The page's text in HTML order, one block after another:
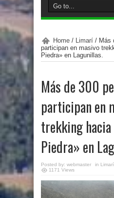
Home / Limarí / Más
participan en masivo
Piedra» en Lagunillas.
Más de 300
participan en
trekking hacia
Piedra» en
Posted by: webmaster in Limarí
1171 Views